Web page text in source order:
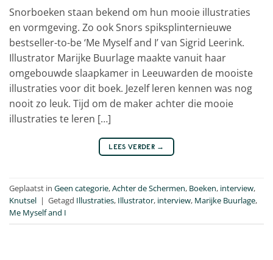
Snorboeken staan bekend om hun mooie illustraties
en vormgeving. Zo ook Snors spiksplinternieuwe
bestseller-to-be ‘Me Myself and I’ van Sigrid Leerink.
Illustrator Marijke Buurlage maakte vanuit haar
omgebouwde slaapkamer in Leeuwarden de mooiste
illustraties voor dit boek. Jezelf leren kennen was nog
nooit zo leuk. Tijd om de maker achter die mooie
illustraties te leren […]
LEES VERDER →
Geplaatst in Geen categorie,Achter de Schermen, Boeken, interview,
Knutsel | Getagd Illustraties, Illustrator, interview, Marijke Buurlage,
Me Myself and I